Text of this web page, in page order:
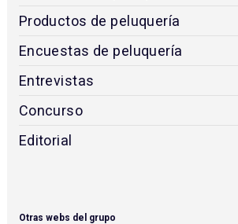
Productos de peluquería
Encuestas de peluquería
Entrevistas
Concurso
Editorial
Otras webs del grupo